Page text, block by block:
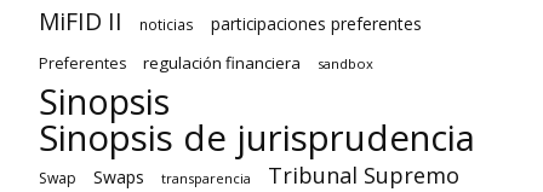
MiFID II noticias participaciones preferentes
Preferentes regulación financiera sandbox
Sinopsis
Sinopsis de jurisprudencia
Swap Swaps transparencia Tribunal Supremo